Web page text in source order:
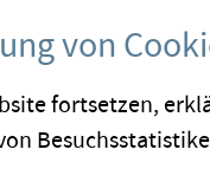
von
fortsetzen,